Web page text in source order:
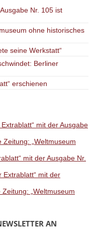
Nr. 105 ist
ohne historisches
seine Werkstatt“
Berliner
erschienen
mit der Ausgabe
Zeitung: „Weltmuseum
mit der Ausgabe Nr.
Extrablatt“ mit der
„Weltmuseum
AN